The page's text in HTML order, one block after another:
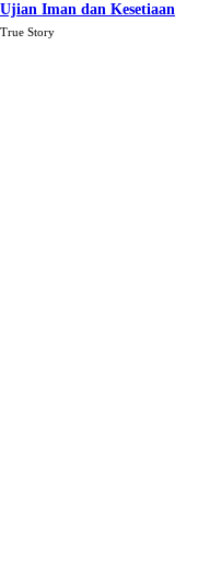
Ujian Iman dan Kesetiaan
True Story